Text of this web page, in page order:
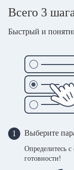
Всего 3
Быстрый и
1 Выберите
Определитесь
готовности!